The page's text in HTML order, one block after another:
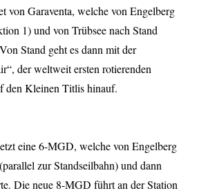
von Garaventa, welche von Engelberg
1) und von Trübsee nach Stand
Stand geht es dann mit der
der weltweit ersten rotierenden
den Kleinen Titlis hinauf.
eine 6-MGD, welche von Engelberg
zur Standseilbahn) und dann
Die neue 8-MGD führt an der Station